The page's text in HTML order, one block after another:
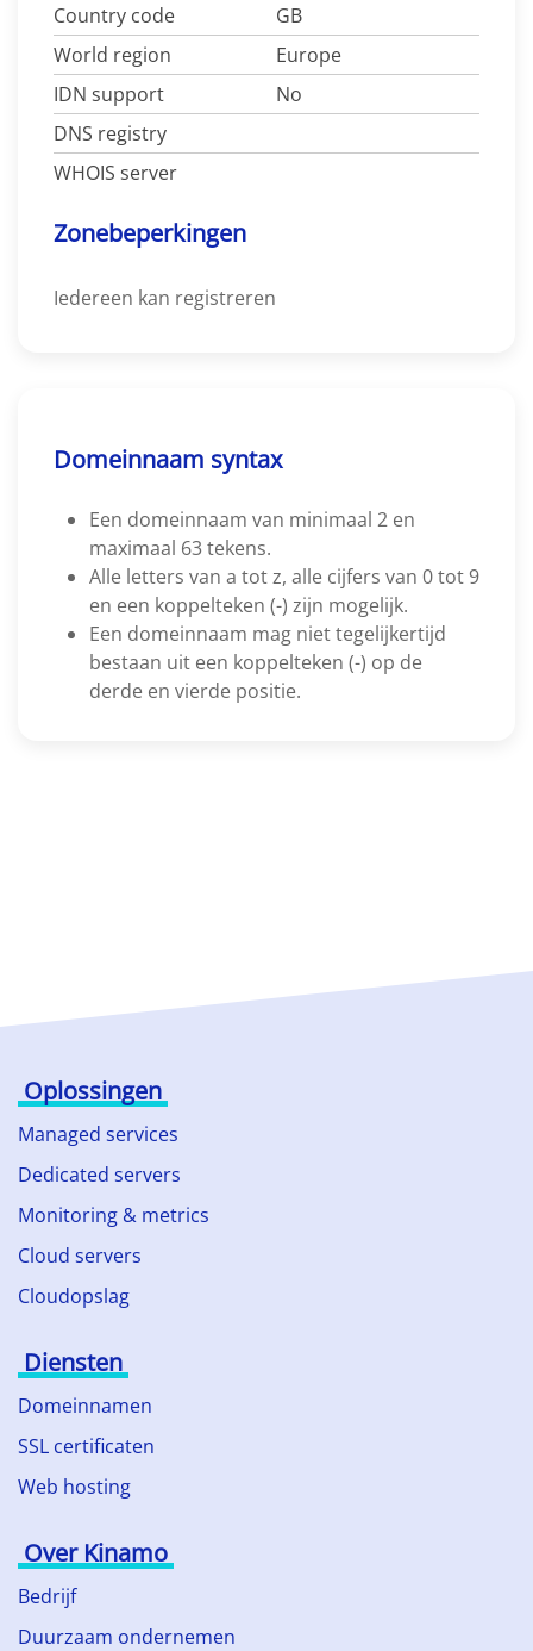
Country code
GB
World region
Europe
IDN support
No
DNS registry
WHOIS server
Zonebeperkingen
Iedereen kan registreren
Domeinnaam syntax
Een domeinnaam van minimaal 2 en
maximaal 63 tekens.
Alle letters van a tot z, alle cijfers van 0 tot 9
en een koppelteken (-) zijn mogelijk.
Een domeinnaam mag niet tegelijkertijd
bestaan uit een koppelteken (-) op de
derde en vierde positie.
Oplossingen
Managed services
Dedicated servers
Monitoring & metrics
Cloud servers
Cloudopslag
Diensten
Domeinnamen
SSL certificaten
Web hosting
Over Kinamo
Bedrijf
Duurzaam ondernemen